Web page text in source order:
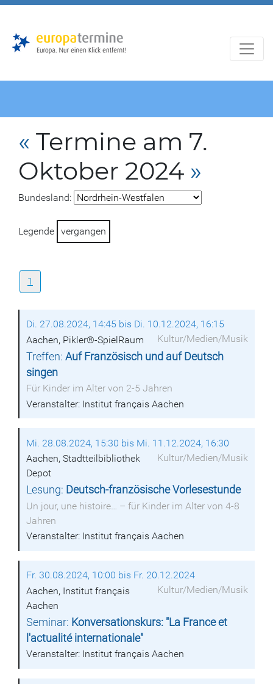
« Termine am 7.
Oktober 2024 »
Bundesland:
Legende vergangen
1
Di. 27.08.2024, 14:45 bis Di. 10.12.2024, 16:15
Kultur/Medien/Musik
Aachen, Pikler®-SpielRaum
Treffen:Auf Französisch und auf Deutsch
singen
Für Kinder im Alter von 2-5 Jahren
Veranstalter: Institut français Aachen
Mi. 28.08.2024, 15:30 bis Mi. 11.12.2024, 16:30
Kultur/Medien/Musik
Aachen, Stadtteilbibliothek
Depot
Lesung: Deutsch-französische Vorlesestunde
Un jour, une histoire… – für Kinder im Alter von 4-8
Jahren
Veranstalter: Institut français Aachen
Fr. 30.08.2024, 10:00 bis Fr. 20.12.2024
Kultur/Medien/Musik
Aachen, Institut français
Aachen
Seminar: Konversationskurs: "La France et
l'actualité internationale"
Veranstalter: Institut français Aachen